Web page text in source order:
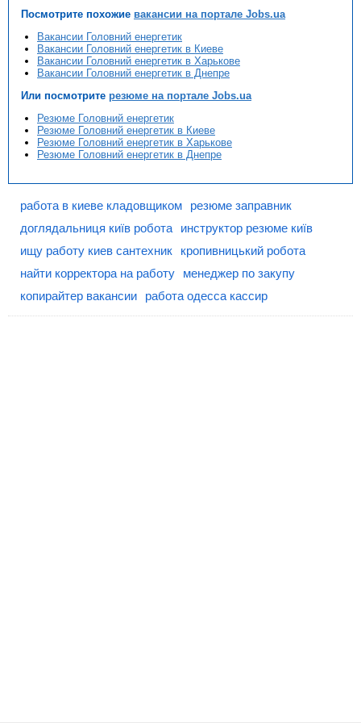
Посмотрите похожие вакансии на портале Jobs.ua
Вакансии Головний енергетик
Вакансии Головний енергетик в Киеве
Вакансии Головний енергетик в Харькове
Вакансии Головний енергетик в Днепре
Или посмотрите резюме на портале Jobs.ua
Резюме Головний енергетик
Резюме Головний енергетик в Киеве
Резюме Головний енергетик в Харькове
Резюме Головний енергетик в Днепре
работа в киеве кладовщиком
резюме заправник
доглядальниця київ робота
инструктор резюме київ
ищу работу киев сантехник
кропивницький робота
найти корректора на работу
менеджер по закупу
копирайтер вакансии
работа одесса кассир